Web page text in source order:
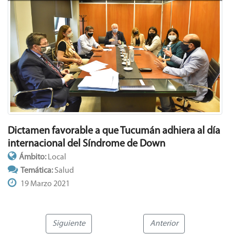
Dictamen favorable a que Tucumán adhiera al día
internacional del Síndrome de Down
Ámbito: Local
Temática:Salud
19 Marzo 2021
Siguiente Anterior